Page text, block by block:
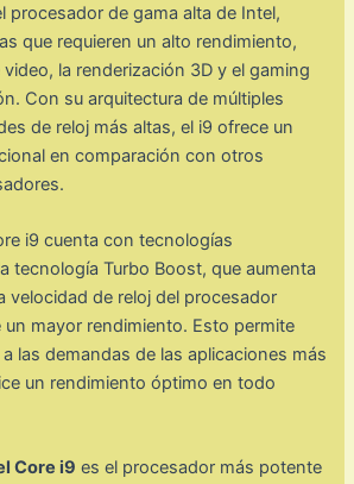
procesador de gama alta de Intel,
que requieren un alto rendimiento,
la renderización 3D y el gaming
Con su arquitectura de múltiples
de reloj más altas, el i9 ofrece un
en comparación con otros
i9 cuenta con tecnologías
tecnología Turbo Boost, que aumenta
velocidad de reloj del procesador
un mayor rendimiento. Esto permite
las demandas de las aplicaciones más
un rendimiento óptimo en todo
Core i9 es el procesador más potente